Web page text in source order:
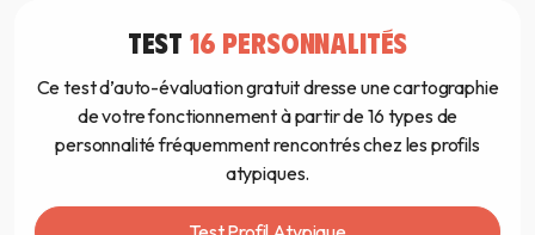
TEST 16 PERSONNALITÉS
Ce test d’auto-évaluation gratuit dresse une cartographie
de votre fonctionnement à partir de 16 types de
personnalité fréquemment rencontrés chez les profils
atypiques.